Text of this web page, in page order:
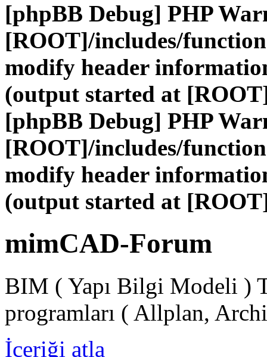
[phpBB Debug] PHP
[ROOT]/includes/
modify header
(output started at
[phpBB Debug] PHP
[ROOT]/includes/
modify header
(output started at
mimCAD-Forum
BIM ( Yapı Bilgi Modeli )
programları ( Allplan,
İçeriği atla